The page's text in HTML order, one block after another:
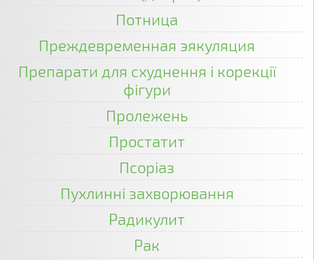
Потница
Преждевременная эякуляция
Препарати для схуднення і корекції
фігури
Пролежень
Простатит
Псоріаз
Пухлинні захворювання
Радикулит
Рак